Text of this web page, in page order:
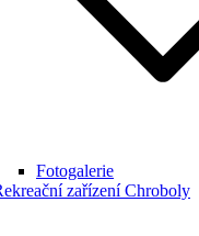
Fotogalerie
zařízení Chroboly